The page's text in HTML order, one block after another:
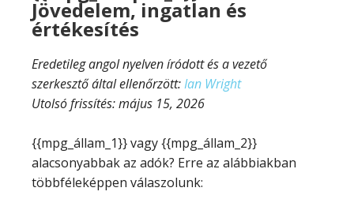
Jövedelem, ingatlan és
értékesítés
Eredetileg angol nyelven íródott és a vezető
szerkesztő által ellenőrzött:Ian Wright
Utolsó frissítés:május 15, 2026
{{mpg_állam_1}} vagy {{mpg_állam_2}}
alacsonyabbak az adók? Erre az alábbiakban
többféleképpen válaszolunk: